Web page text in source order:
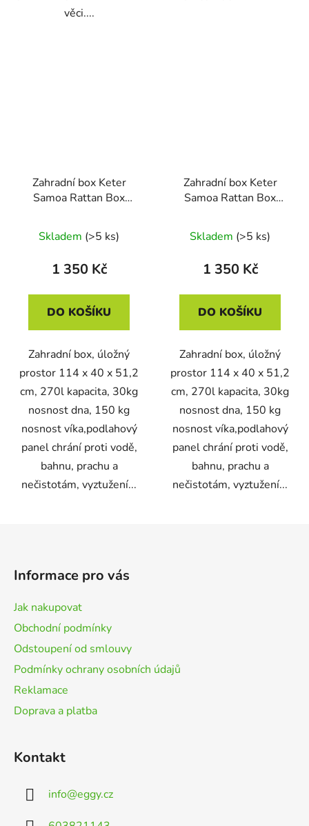
věci....
Zahradní box Keter
Samoa Rattan Box
Skladem (>5 ks)
1 350 Kč
DO KOŠÍKU
Zahradní box, úložný
prostor 114 x 40 x 51,2
cm, 270l kapacita, 30kg
nosnost dna, 150 kg
nosnost víka,podlahový
panel chrání proti vodě,
bahnu, prachu a
nečistotám, vyztužení...
Zahradní box Keter
Samoa Rattan Box
Skladem (>5 ks)
1 350 Kč
DO KOŠÍKU
Zahradní box, úložný
prostor 114 x 40 x 51,2
cm, 270l kapacita, 30kg
nosnost dna, 150 kg
nosnost víka,podlahový
panel chrání proti vodě,
bahnu, prachu a
nečistotám, vyztužení...
Informace pro vás
Jak nakupovat
Obchodní podmínky
Odstoupení od smlouvy
Podmínky ochrany osobních údajů
Reklamace
Doprava a platba
Kontakt
info@eggy.cz